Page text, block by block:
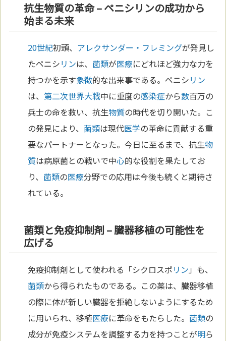
抗生物質の革命 – ペニシリンの成功から
始まる未来
20世紀初頭、 アレクサンダー・フレミングが発見し
たペニシリンは、 菌類が医療にどれほど強力な力を
持つかを示す象徴的な出来事である。ペニシリン
は、第二次世界大戦中に重度の感染症から数百万の
兵士の命を救い、抗生物質の時代を切り開いた。こ
の発見により、 菌類は現代医学の革命に貢献する重
要なパートナーとなった。今日に至るまで、抗生物
質は病原菌との戦いで中心的な役割を果たしてお
り、 菌類の医療分野での応用は今後も続くと期待さ
れている。
菌類と免疫抑制剤 – 臓器移植の可能性を
広げる
免疫抑制剤として使われる「シクロスポリン 」も、
菌類から得られたものである。この薬は、臓器移植
の際に体が新しい臓器を拒絶しないようにするため
に用いられ、移植医療に革命をもたらした。 菌類の
成分が免疫システムを調整する力を持つことが明ら